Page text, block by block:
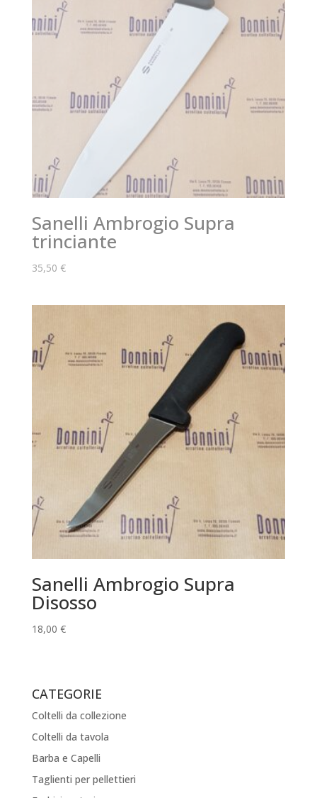
Sanelli Ambrogio Supra
trinciante
35,50 €
Sanelli Ambrogio Supra
Disosso
18,00 €
CATEGORIE
Coltelli da collezione
Coltelli da tavola
Barba e Capelli
Taglienti per pellettieri